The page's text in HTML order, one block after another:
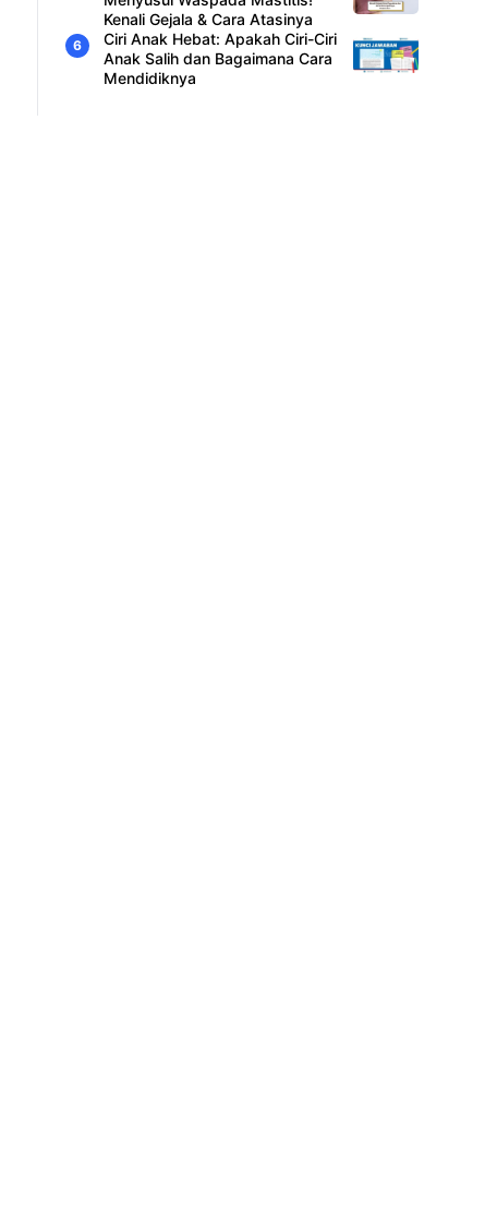
Kenali Gejala & Cara Atasinya
Ciri Anak Hebat: Apakah Ciri-Ciri
Anak Salih dan Bagaimana Cara
Mendidiknya